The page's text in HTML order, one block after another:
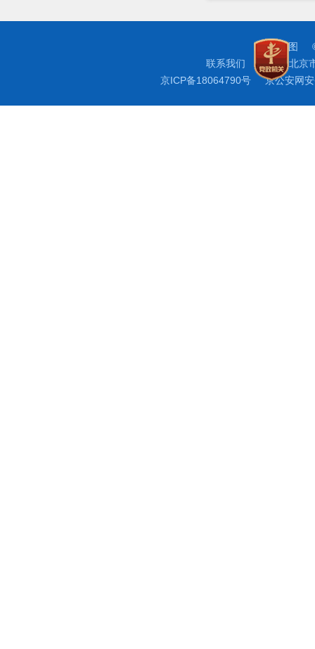
准可以
外国
当由本
续，属
网站地图
联系我们
地址：北京
京ICP备18064790号
京公安网